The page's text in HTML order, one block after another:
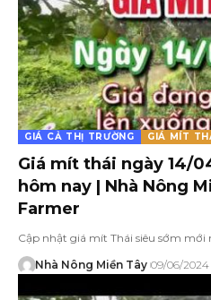
GIÁ CẢ THỊ TRƯỜNG GIÁ MÍT
Giá mít thái ngày 14/
hôm nay | Nhà Nông
Farmer
Cập nhật giá mít Thái siêu sớm mới
Nhà Nông Miền Tây 09/06/2024